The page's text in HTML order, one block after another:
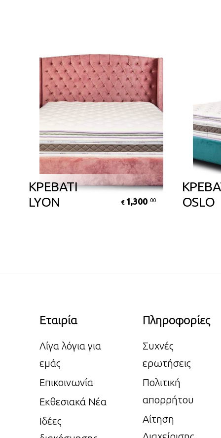
ΚΡΕΒΑΤΙ
LYON
€ 1,300 .00
OSLO
Εταιρία
Λίγα λόγια για
εμάς
Επικοινωνία
Εκθεσιακά Νέα
Ιδέες
Πληροφορίες
Συχνές
ερωτήσεις
Πολιτική
απορρήτου
Αίτηση